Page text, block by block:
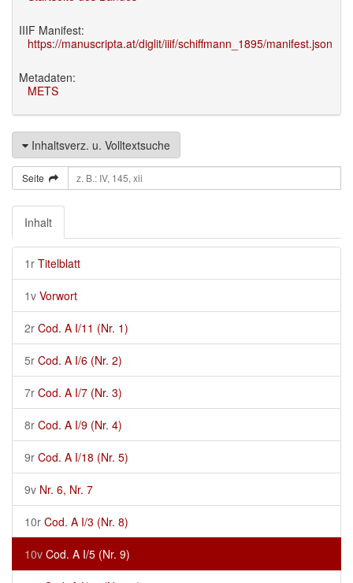
IIIF Manifest:
https://manuscripta.at/diglit/iiif/schiffmann_1895/manifest.json
Metadaten:
METS
Inhaltsverz. u. Volltextsuche
Seite
Inhalt
1r Titelblatt
1v Vorwort
2r Cod. A I/11 (Nr. 1)
5r Cod. A I/6 (Nr. 2)
7r Cod. A I/7 (Nr. 3)
8r Cod. A I/9 (Nr. 4)
9r Cod. A I/18 (Nr. 5)
9v Nr. 6, Nr. 7
10r Cod. A I/3 (Nr. 8)
10v Cod. A I/5 (Nr. 9)